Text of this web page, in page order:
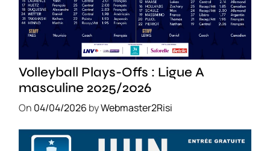
Volleyball Plays-Offs : Ligue A
masculine 2025/2026
On 04/04/2026 byWebmaster2Risi